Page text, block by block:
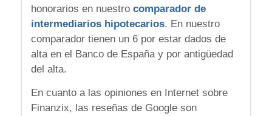
honorarios en nuestro comparador de
intermediarios hipotecarios. En nuestro
comparador tienen un 6 por estar dados de
alta en el Banco de España y por antigüedad
del alta.
En cuanto a las opiniones en Internet sobre
Finanzix, las reseñas de Google son